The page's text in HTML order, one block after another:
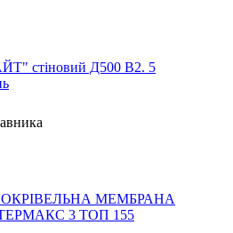
стіновий Д500 В2. 5